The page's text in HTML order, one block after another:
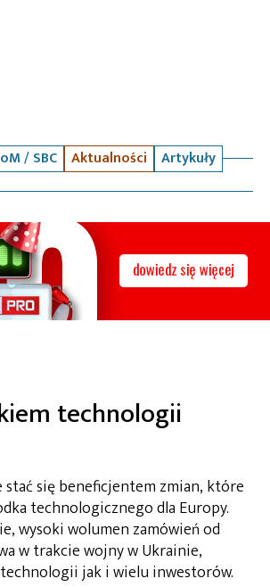
/ SBC Aktualności
Artykuły
technologii
stać się beneficjentem zmian, które
technologicznego dla Europy.
wysoki wolumen zamówień od
w trakcie wojny w Ukrainie,
jak i wielu inwestorów.